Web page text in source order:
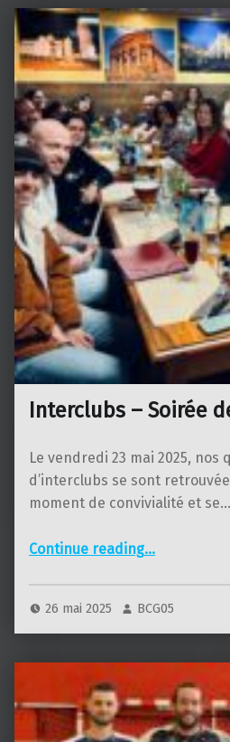
Interclubs – Soirée
Le vendredi 23 mai 2025, nos
d’interclubs se sont
moment de convivialité et se…
Continue reading“Interclubs – Soirée de clôture”
…
26 mai 2025 BCG05